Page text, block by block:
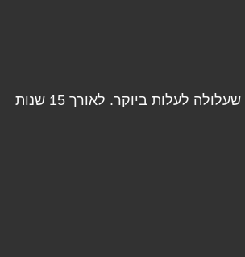
בעידן הנוכחי, הבחירה בפרסום חינמי היא אשליה של חיסכון שעלולה לעלות ביוקר. לאורך 15 שנות